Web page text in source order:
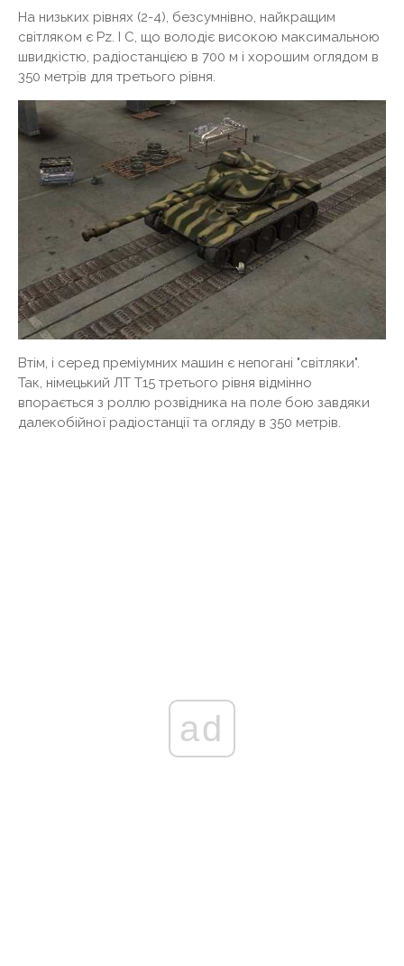
На низьких рівнях (2-4), безсумнівно, найкращим
світляком є ​​Pz. I C, що володіє високою максимальною
швидкістю, радіостанцією в 700 м і хорошим оглядом в
350 метрів для третього рівня.
Втім, і серед преміумних машин є непогані "світляки".
Так, німецький ЛТ Т15 третього рівня відмінно
впорається з роллю розвідника на поле бою завдяки
далекобійної радіостанції та огляду в 350 метрів.
ad